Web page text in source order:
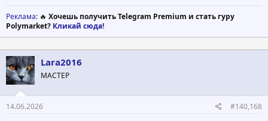
Реклама: 🔥 Хочешь получить Telegram Premium и стать гуру
Polymarket? Кликай сюда!
Lara2016
МАСТЕР
14.06.2026 #140,168